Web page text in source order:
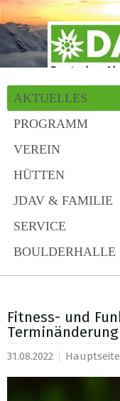
AKTUELLES
PROGRAMM
VEREIN
HÜTTEN
JDAV & FAMILIE
SERVICE
BOULDERHALLE
Fitness- und
Terminänderung
31.08.2022 Hauptseite